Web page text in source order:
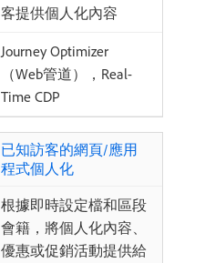
客提供個人化內容
Journey Optimizer
（Web管道），Real-
Time CDP
已知訪客的網頁/應用
程式個人化
根據即時設定檔和區段
會籍，將個人化內容、
優惠或促銷活動提供給